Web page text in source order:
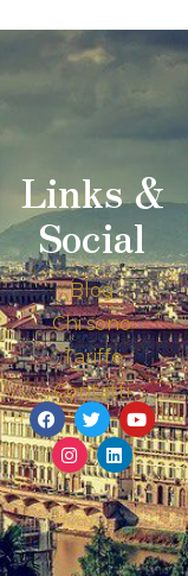
Links &
Social
Blog
Chi sono
Tariffe
Contatti